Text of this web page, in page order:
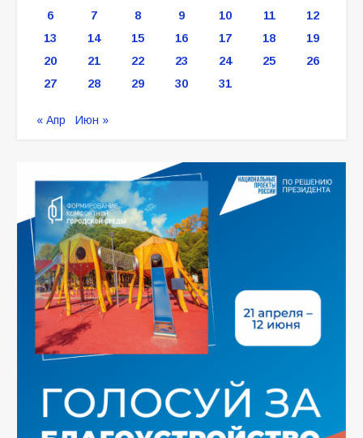
6
7 8 9 10 11
12
13
14 15 16 17 18
19
20
21 22 23 24 25
26
27
28 29 30 31
« Апр Июн »